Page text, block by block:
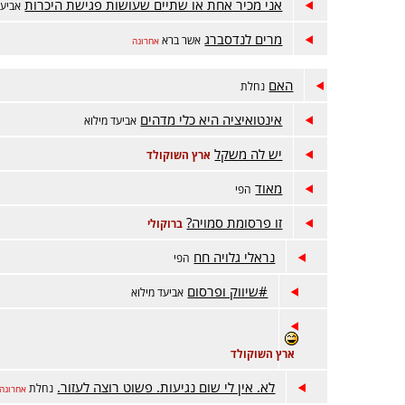
אני מכיר אחת או שתיים שעושות פגישת היכרות
מרים לנדסברג אשר ברא אחרונה
האם נחלת
אינטואיציה היא כלי מדהים אביעד מילוא
יש לה משקל ארץ השוקולד
מאוד הפי
זו פרסומת סמויה? ברוקולי
נראלי גלויה חח הפי
#שיווק ופרסום אביעד מילוא
ארץ השוקולד
לא. אין לי שום נגיעות. פשוט רוצה לעזור. נחלת אחרונה